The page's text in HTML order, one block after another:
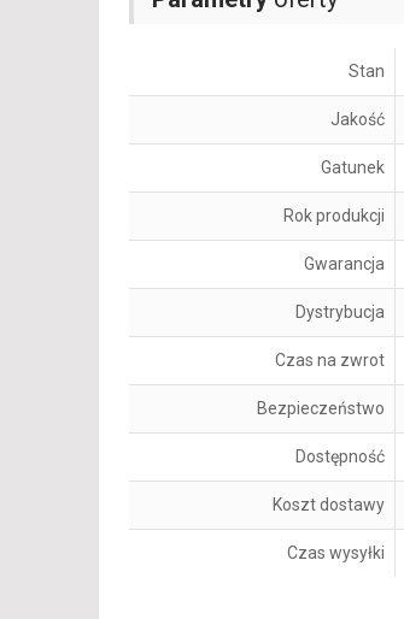
Stan
Jakość
Gatunek
Rok produkcji
Gwarancja
Dystrybucja
Czas na zwrot
Bezpieczeństwo
Dostępność
Koszt dostawy
Czas wysyłki